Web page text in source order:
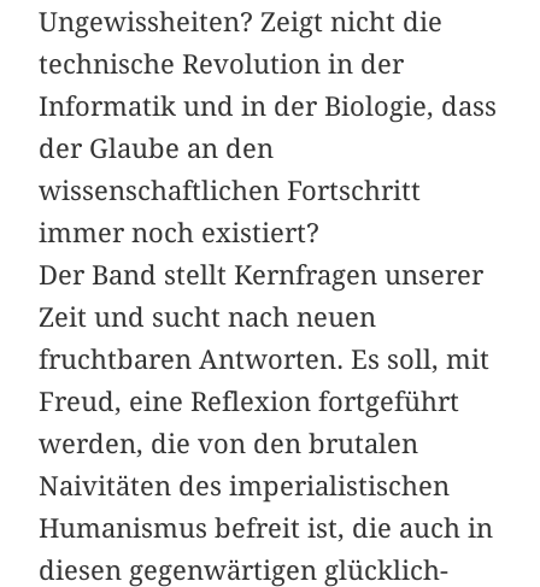
Ungewissheiten? Zeigt nicht die
technische Revolution in der
Informatik und in der Biologie, dass
der Glaube an den
wissenschaftlichen Fortschritt
immer noch existiert?
Der Band stellt Kernfragen unserer
Zeit und sucht nach neuen
fruchtbaren Antworten. Es soll, mit
Freud, eine Reflexion fortgeführt
werden, die von den brutalen
Naivitäten des imperialistischen
Humanismus befreit ist, die auch in
diesen gegenwärtigen glücklich-